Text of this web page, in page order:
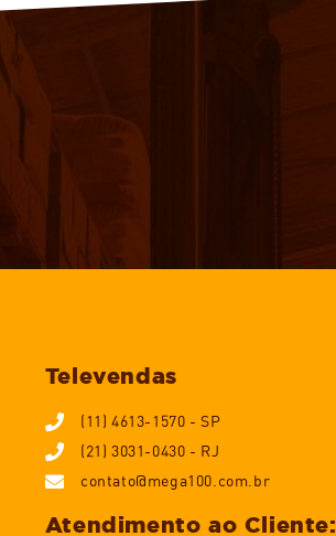
Televendas
(11) 4613-1570 - SP
(21) 3031-0430 - RJ
contato@mega100.com.br
Atendimento ao Cliente: